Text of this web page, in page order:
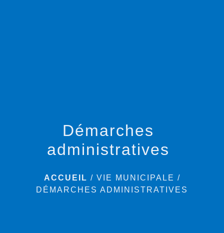
Démarches
administratives
ACCUEIL / VIE MUNICIPALE /
DÉMARCHES ADMINISTRATIVES